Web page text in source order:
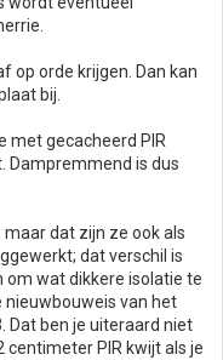
op orde krijgen. Dan kan
bij.
met gecacheerd PIR
Dampremmend is dus
dat zijn ze ook als
dat verschil is
om wat dikkere isolatie te
nieuwbouweis van het
Dat ben je uiteraard niet
centimeter PIR kwijt als je